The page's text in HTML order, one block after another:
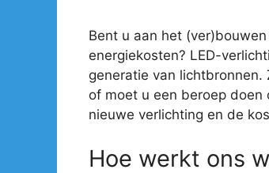
Bent u aan het
energiekosten? LED-
generatie van
of moet u een beroep doen
nieuwe verlichting en de
Hoe werkt ons